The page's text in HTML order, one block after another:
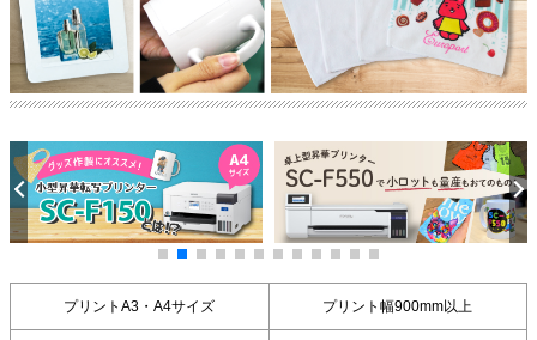
プリントA3・A4サイズ プリント幅900mm以上